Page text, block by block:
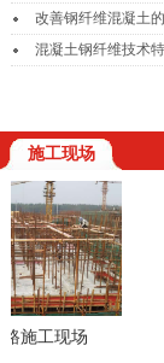
改善钢纤维混凝土
混凝土钢纤维技术
施工现场
工现场